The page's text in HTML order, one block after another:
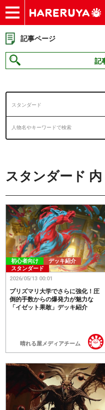
ショップ
買取
記事
デッキ検索
デッキ構築
選手一覧
店舗一覧
イベント
お問い合わせ
記事ページ
記
スタンダード
スタンダード 内
初心者向け
デッキ紹介
スタンダード
晴れる屋メディアチーム
プリズマリ大学でさらに強化！圧
倒的手数からの爆発力が魅力な
「イゼット果敢」デッキ紹介
2026/05/13 00:01